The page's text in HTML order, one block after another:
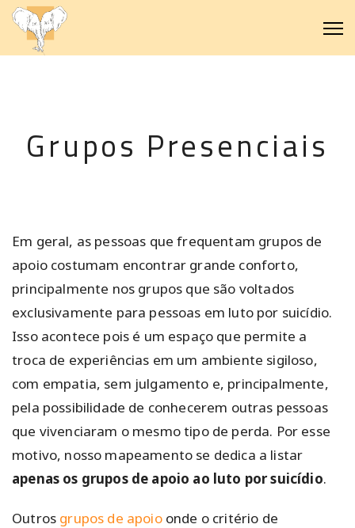
Grupos Presenciais
Em geral, as pessoas que frequentam grupos de
apoio costumam encontrar grande conforto,
principalmente nos grupos que são voltados
exclusivamente para pessoas em luto por suicídio.
Isso acontece pois é um espaço que permite a
troca de experiências em um ambiente sigiloso,
com empatia, sem julgamento e, principalmente,
pela possibilidade de conhecerem outras pessoas
que vivenciaram o mesmo tipo de perda. Por esse
motivo, nosso mapeamento se dedica a listar
apenas os grupos de apoio ao luto por suicídio.
Outros grupos de apoioonde o critério de